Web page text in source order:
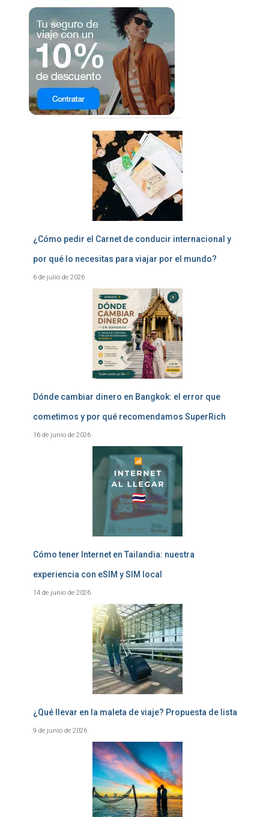
¿Cómo pedir el Carnet de conducir internacional y
por qué lo necesitas para viajar por el mundo?
6 de julio de 2026
Dónde cambiar dinero en Bangkok: el error que
cometimos y por qué recomendamos SuperRich
16 de junio de 2026
Cómo tener Internet en Tailandia: nuestra
experiencia con eSIM y SIM local
14 de junio de 2026
¿Qué llevar en la maleta de viaje? Propuesta de lista
9 de junio de 2026